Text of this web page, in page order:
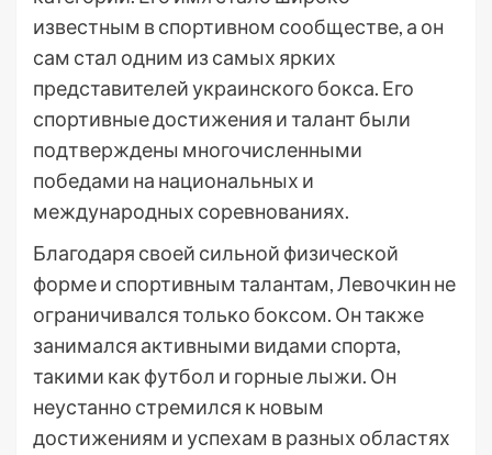
известным в спортивном сообществе, а он
сам стал одним из самых ярких
представителей украинского бокса. Его
спортивные достижения и талант были
подтверждены многочисленными
победами на национальных и
международных соревнованиях.
Благодаря своей сильной физической
форме и спортивным талантам, Левочкин не
ограничивался только боксом. Он также
занимался активными видами спорта,
такими как футбол и горные лыжи. Он
неустанно стремился к новым
достижениям и успехам в разных областях